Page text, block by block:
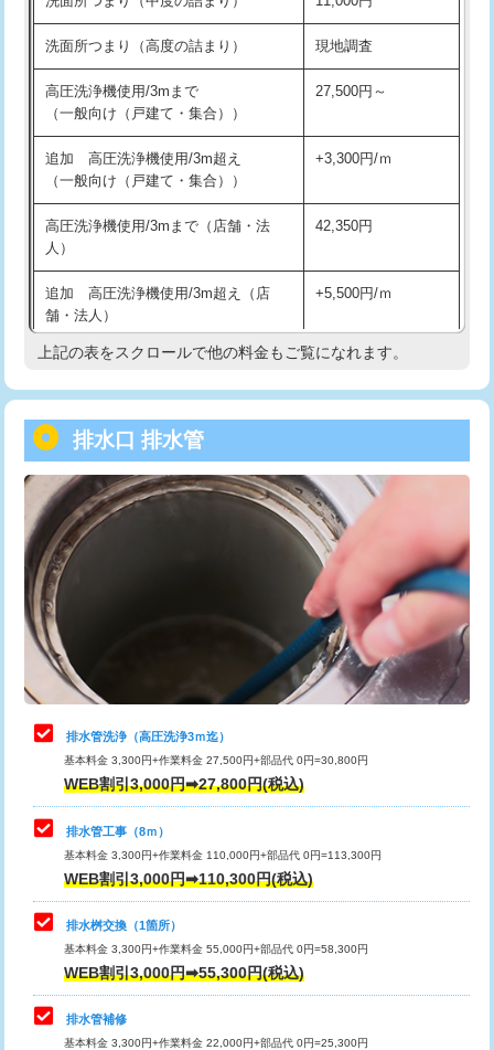
洗面台設置 38,500円
バスタブ設置 現場見積
追加人工 16,500円
廃棄・処分
※給水管工事は20mmまでの価格です。
持込商品取付（浄水器・分岐水栓） 16,500円
給水管工事※（ホール加工) 16,500円
給水管工事※（バンド止め)
給水管工事※（支持金具設置) 5,500円
給水管工事※（保温材使用（バンド止
め込み）)
5,500円
給水管工事※（土の掘削・埋め戻し作
業)
11,000円
給水管工事※（塩ビ管（VP・HI）使
用/3ｍまで)
用（追加）/3ｍ超え)
給水管工事※（ライニング鋼管・銅
管・ポリ管・HT管使用/3ｍまで)
44,000円
給水管工事※（ライニング鋼管・銅
管・ポリ管・HT管使用/3ｍ超え)
+8,800円
排水管工事（土の掘削・埋め戻し作
業）
11,000円~
排水管工事（排水管工事/3ｍまで） 55,000円
排水管工事（追加 排水管工事/3ｍ超
え）
マス交換（土の掘削・埋め戻し作業）
マス交換（深さ50㎝未満）
マス交換（深さ50㎝以上）
コンクリート斫り（厚さ10㎝まで）
コンクリート斫り（厚さ10㎝超え）
モルタル補修（厚さ10㎝まで）
洗面所つまり（高度の詰まり） 現地調査
高圧洗浄機使用/3mまで
（一般向け（戸建て・集合））
27,500円～
追加 高圧洗浄機使用/3m超え
（一般向け（戸建て・集合））
+3,300円/ｍ
高圧洗浄機使用/3mまで（店舗・法
人）
42,350円
追加 高圧洗浄機使用/3m超え（店
舗・法人）
+5,500円/ｍ
高度高圧洗浄換 現地調査
トーラー機使用/3mまで
追加トーラー機使用/3m超え +3,300円
カメラ調査 33,000円
桝清掃 8,800円
止水・漏水調査・防水処理・清掃・修
理・調整・分解・加工など（軽作業）
11,000円
止水・漏水調査・防水処理・清掃・修
理・調整・分解・加工など（中作業）
22,000円
止水・漏水調査・防水処理・清掃・修
理・調整・分解・加工など（重作業）
33,000円
その他部品の脱着
交換・取付（タンク）
交換・取付(単水栓（壁付・デッキ
式）)
交換・取付(混合水栓（壁付・デッキ
式・ワンホール）)
16,500円+材料費
上記の表をスクロールで他の料金もご覧になれます。
排水口 排水管
排水管洗浄（高圧洗浄3ｍ迄）
基本料金 3,300円+作業料金 27,500円+部品代 0円=30,800円
WEB割引3,000円➡27,800円(税込)
排水管工事（8ｍ）
基本料金 3,300円+作業料金 110,000円+部品代 0円=113,300円
WEB割引3,000円➡110,300円(税込)
排水桝交換（1箇所）
基本料金 3,300円+作業料金 55,000円+部品代 0円=58,300円
WEB割引3,000円➡55,300円(税込)
排水管補修
基本料金 3,300円+作業料金 22,000円+部品代 0円=25,300円